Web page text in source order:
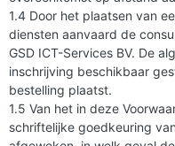
1.4 Door het plaatsen van
diensten aanvaard de
GSD ICT-Services BV. De
inschrijving beschikbaar
bestelling plaatst.
1.5 Van het in deze
schriftelijke goedkeuring van